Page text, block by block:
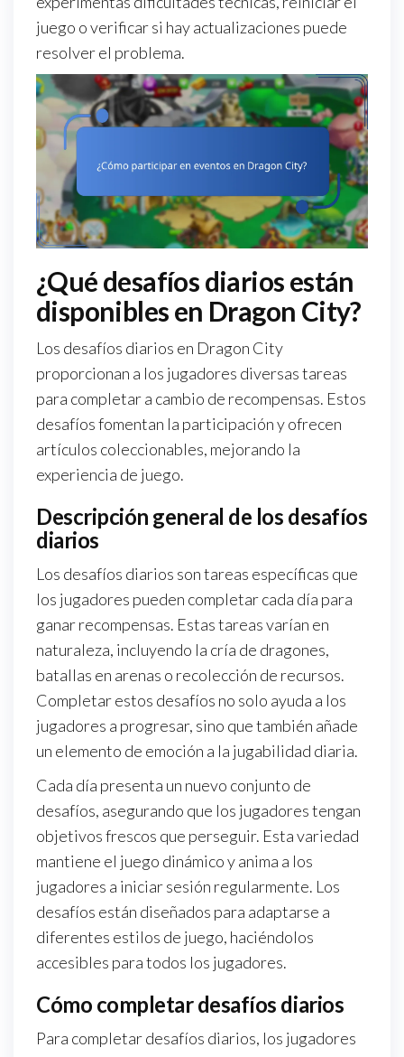
juego o verificar si hay actualizaciones puede
resolver el problema.
¿Qué desafíos diarios están
disponibles en Dragon City?
Los desafíos diarios en Dragon City
proporcionan a los jugadores diversas tareas
para completar a cambio de recompensas. Estos
desafíos fomentan la participación y ofrecen
artículos coleccionables, mejorando la
experiencia de juego.
Descripción general de los desafíos
diarios
Los desafíos diarios son tareas específicas que
los jugadores pueden completar cada día para
ganar recompensas. Estas tareas varían en
naturaleza, incluyendo la cría de dragones,
batallas en arenas o recolección de recursos.
Completar estos desafíos no solo ayuda a los
jugadores a progresar, sino que también añade
un elemento de emoción a la jugabilidad diaria.
Cada día presenta un nuevo conjunto de
desafíos, asegurando que los jugadores tengan
objetivos frescos que perseguir. Esta variedad
mantiene el juego dinámico y anima a los
jugadores a iniciar sesión regularmente. Los
desafíos están diseñados para adaptarse a
diferentes estilos de juego, haciéndolos
accesibles para todos los jugadores.
Cómo completar desafíos diarios
Para completar desafíos diarios, los jugadores